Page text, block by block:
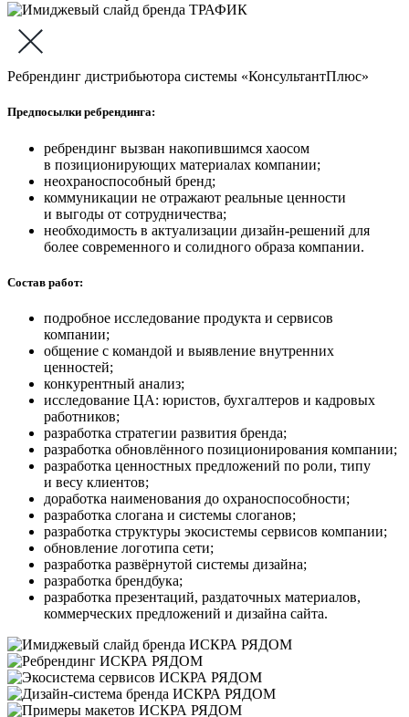
Ребрендинг дистрибьютора системы «КонсультантПлюс»
Предпосылки ребрендинга:
ребрендинг вызван накопившимся хаосом
в позиционирующих материалах компании;
неохраноспособный бренд;
коммуникации не отражают реальные ценности
и выгоды от сотрудничества;
необходимость в актуализации дизайн-решений для
более современного и солидного образа компании.
Состав работ:
подробное исследование продукта и сервисов
компании;
общение с командой и выявление внутренних
ценностей;
конкурентный анализ;
исследование ЦА: юристов, бухгалтеров и кадровых
работников;
разработка стратегии развития бренда;
разработка обновлённого позиционирования компании;
разработка ценностных предложений по роли, типу
и весу клиентов;
доработка наименования до охраноспособности;
разработка слогана и системы слоганов;
разработка структуры экосистемы сервисов компании;
обновление логотипа сети;
разработка развёрнутой системы дизайна;
разработка брендбука;
разработка презентаций, раздаточных материалов,
коммерческих предложений и дизайна сайта.